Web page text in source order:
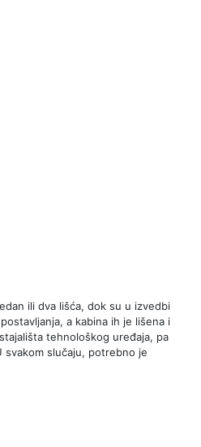
ili dva lišća, dok su u izvedbi
a kabina ih je lišena i
tehnološkog uređaja, pa
slučaju, potrebno je